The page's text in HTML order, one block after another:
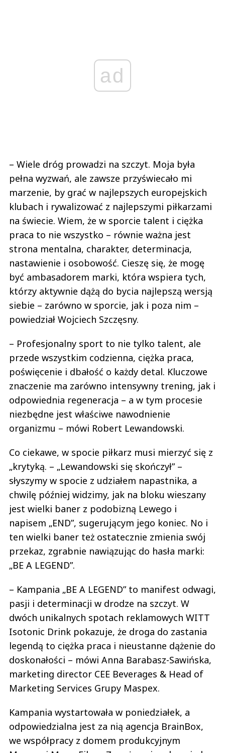
ad
– Wiele dróg prowadzi na szczyt. Moja była
pełna wyzwań, ale zawsze przyświecało mi
marzenie, by grać w najlepszych europejskich
klubach i rywalizować z najlepszymi piłkarzami
na świecie. Wiem, że w sporcie talent i ciężka
praca to nie wszystko – równie ważna jest
strona mentalna, charakter, determinacja,
nastawienie i osobowość. Cieszę się, że mogę
być ambasadorem marki, która wspiera tych,
którzy aktywnie dążą do bycia najlepszą wersją
siebie – zarówno w sporcie, jak i poza nim –
powiedział Wojciech Szczęsny.
– Profesjonalny sport to nie tylko talent, ale
przede wszystkim codzienna, ciężka praca,
poświęcenie i dbałość o każdy detal. Kluczowe
znaczenie ma zarówno intensywny trening, jak i
odpowiednia regeneracja – a w tym procesie
niezbędne jest właściwe nawodnienie
organizmu – mówi Robert Lewandowski.
Co ciekawe, w spocie piłkarz musi mierzyć się z
„krytyką. – „Lewandowski się skończył” –
słyszymy w spocie z udziałem napastnika, a
chwilę później widzimy, jak na bloku wieszany
jest wielki baner z podobizną Lewego i
napisem „END”, sugerującym jego koniec. No i
ten wielki baner też ostatecznie zmienia swój
przekaz, zgrabnie nawiązując do hasła marki:
„BE A LEGEND”.
– Kampania „BE A LEGEND” to manifest odwagi,
pasji i determinacji w drodze na szczyt. W
dwóch unikalnych spotach reklamowych WITT
Isotonic Drink pokazuje, że droga do zastania
legendą to ciężka praca i nieustanne dążenie do
doskonałości – mówi Anna Barabasz-Sawińska,
marketing director CEE Beverages & Head of
Marketing Services Grupy Maspex.
Kampania wystartowała w poniedziałek, a
odpowiedzialna jest za nią agencja BrainBox,
we współpracy z domem produkcyjnym